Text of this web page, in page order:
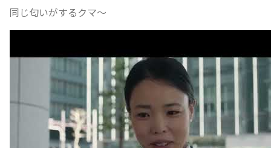
同じ匂いがするクマ〜